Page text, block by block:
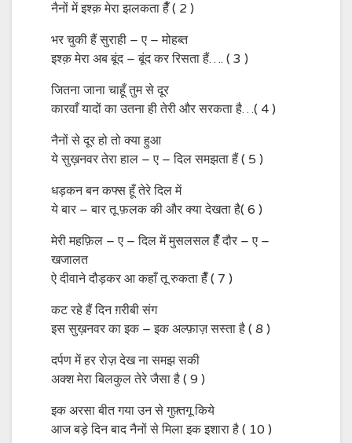
नैनों में इश्क़ मेरा झलकता हैँ ( 2 )
भर चुकी हैं सुराही – ए – मोहब्त
इश्क़ मेरा अब बूंद – बूंद कर रिसता हैं…. ( 3 )
जितना जाना चाहूँ तुम से दूर
कारवाँ यादों का उतना ही तेरी और सरकता है…( 4 )
नैनों से दूर हो तो क्या हुआ
ये सुख़नवर तेरा हाल – ए – दिल समझता हैं ( 5 )
धड़कन बन कफ्स हूँ तेरे दिल में
ये बार – बार तू फ़लक की और क्या देखता है( 6 )
मेरी महफ़िल – ए – दिल में मुसलसल हैँ दौर – ए –
खजालत
ऐ दीवाने दौड़कर आ कहाँ तू रुकता हैँ ( 7 )
कट रहे हैं दिन ग़रीबी संग
इस सुख़नवर का इक – इक अल्फ़ाज़ सस्ता है ( 8 )
दर्पण में हर रोज़ देख ना समझ सकी
अक्श मेरा बिलकुल तेरे जैसा है ( 9 )
इक अरसा बीत गया उन से गुफ़्तगू किये
आज बड़े दिन बाद नैनों से मिला इक इशारा है ( 10 )